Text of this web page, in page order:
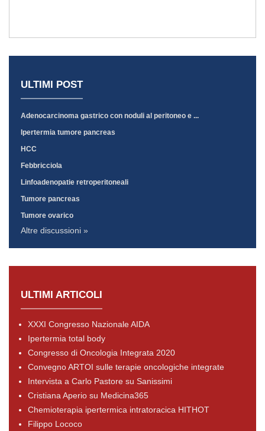
ULTIMI POST
Adenocarcinoma gastrico con noduli al peritoneo e ...
Ipertermia tumore pancreas
HCC
Febbricciola
Linfoadenopatie retroperitoneali
Tumore pancreas
Tumore ovarico
Altre discussioni »
ULTIMI ARTICOLI
XXXI Congresso Nazionale AIDA
Ipertermia total body
Congresso di Oncologia Integrata 2020
Convegno ARTOI sulle terapie oncologiche integrate
Intervista a Carlo Pastore su Sanissimi
Cristiana Aperio su Medicina365
Chemioterapia ipertermica intratoracica HITHOT
Filippo Lococo